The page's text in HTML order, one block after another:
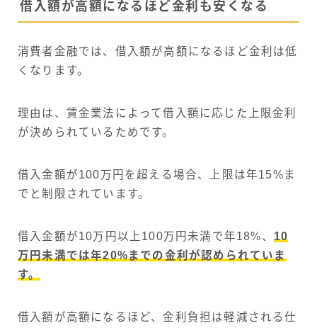
借入額が高額になるほど金利も安くなる
消費者金融では、借入額が高額になるほど金利は低
くなります。
理由は、賃金業法によって借入額に応じた上限金利
が決められているためです。
借入金額が100万円を超える場合、上限は年15%ま
でと制限されています。
借入金額が10万円以上100万円未満で年18%、 10
万円未満では年20%までの金利が認められていま
す。
借入額が高額になるほど、金利負担は軽減される仕